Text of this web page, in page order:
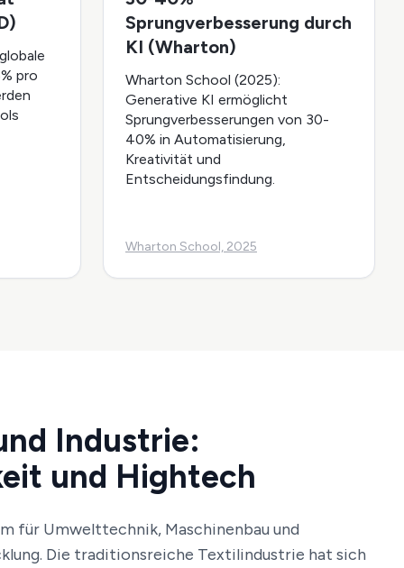
pro
Sprungverbesserung durch
KI (Wharton)
Wharton School (2025):
Generative KI ermöglicht
Sprungverbesserungen von 30-
40% in Automatisierung,
Kreativität und
Entscheidungsfindung.
Wharton School, 2025
Industrie:
und Hightech
für Umwelttechnik, Maschinenbau und
Die traditionsreiche Textilindustrie hat sich